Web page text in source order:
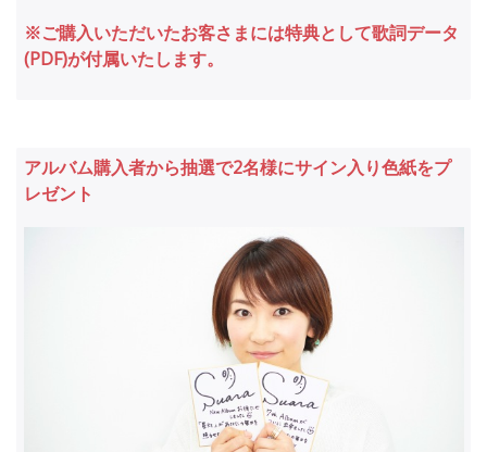
※ご購入いただいたお客さまには特典として歌詞データ
(PDF)が付属いたします。
アルバム購入者から抽選で2名様にサイン入り色紙をプ
レゼント